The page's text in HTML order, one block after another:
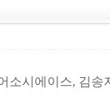
소시에이스, 김송